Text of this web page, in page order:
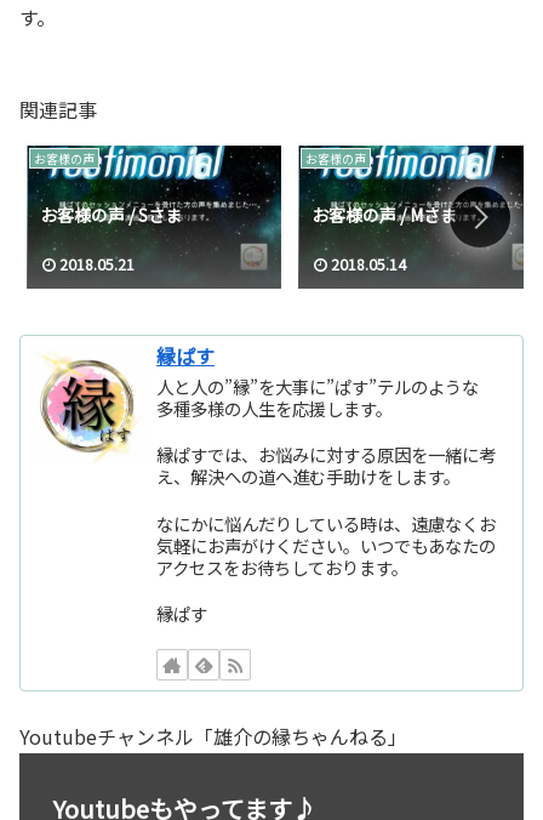
す。
関連記事
お客様の声
お客様の声 / Sさま
2018.05.21
お客様の声
お客様の声 / Mさま
2018.05.14
縁ぱす
人と人の”縁”を大事に”ぱす”テルのような
多種多様の人生を応援します。
縁ぱすでは、お悩みに対する原因を一緒に考
え、解決への道へ進む手助けをします。
なにかに悩んだりしている時は、遠慮なくお
気軽にお声がけください。いつでもあなたの
アクセスをお待ちしております。
縁ぱす
Youtubeチャンネル「雄介の縁ちゃんねる」
Youtubeもやってます♪